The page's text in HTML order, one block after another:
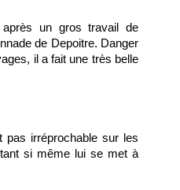
un gros travail de
de Depoitre. Danger
il a fait une très belle
pas irréprochable sur les
si même lui se met à